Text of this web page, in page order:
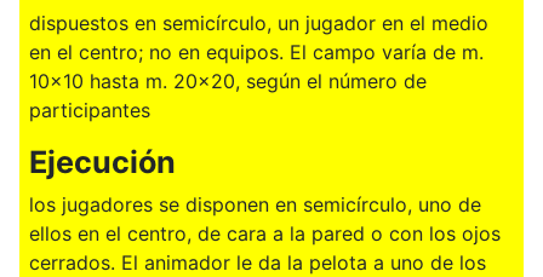
dispuestos en semicírculo, un jugador en el medio
en el centro; no en equipos. El campo varía de m.
10x10 hasta m. 20x20, según el número de
participantes
Ejecución
los jugadores se disponen en semicírculo, uno de
ellos en el centro, de cara a la pared o con los ojos
cerrados. El animador le da la pelota a uno de los